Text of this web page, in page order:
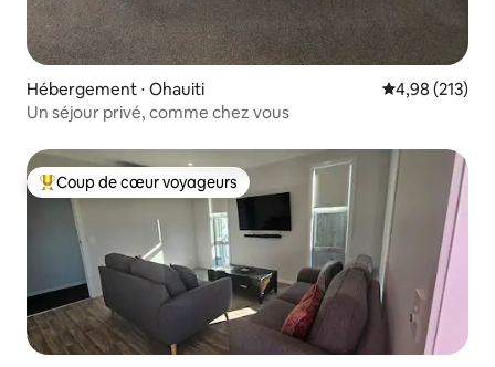
Hébergement ⋅ Ohauiti Évaluation
4,98 (213)
Un séjour privé, comme chez vous
Coups de cœur voyageurs les plus appréciés
Coup de cœur voyageurs